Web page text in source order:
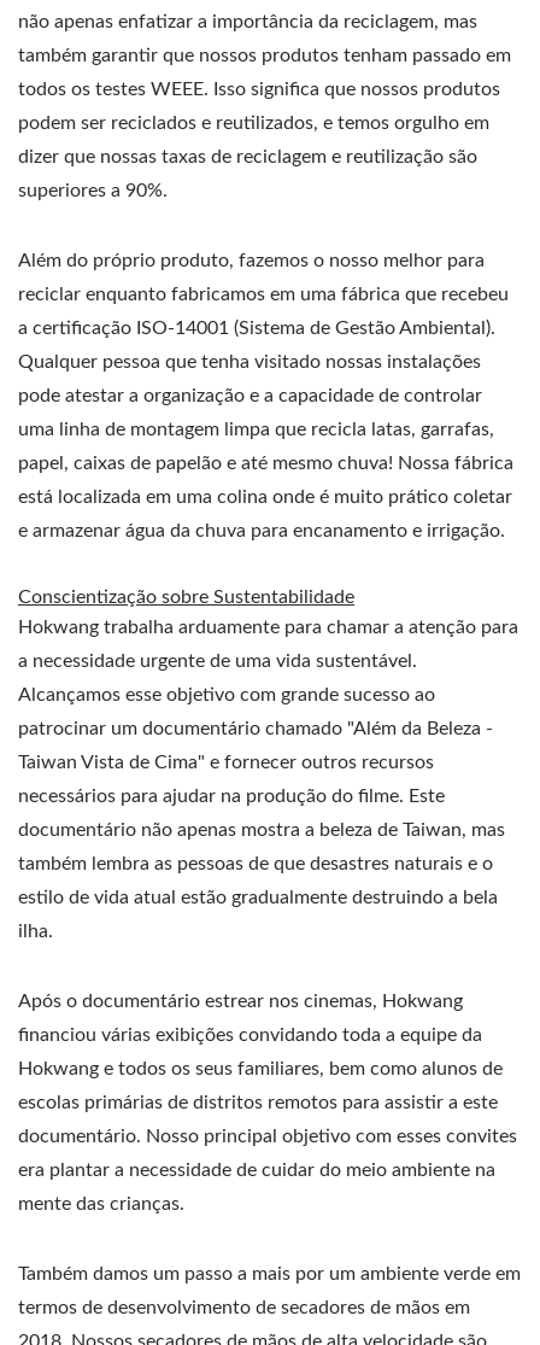
não apenas enfatizar a importância da reciclagem, mas
também garantir que nossos produtos tenham passado em
todos os testes WEEE. Isso significa que nossos produtos
podem ser reciclados e reutilizados, e temos orgulho em
dizer que nossas taxas de reciclagem e reutilização são
superiores a 90%.
Além do próprio produto, fazemos o nosso melhor para
reciclar enquanto fabricamos em uma fábrica que recebeu
a certificação ISO-14001 (Sistema de Gestão Ambiental).
Qualquer pessoa que tenha visitado nossas instalações
pode atestar a organização e a capacidade de controlar
uma linha de montagem limpa que recicla latas, garrafas,
papel, caixas de papelão e até mesmo chuva! Nossa fábrica
está localizada em uma colina onde é muito prático coletar
e armazenar água da chuva para encanamento e irrigação.
Conscientização sobre Sustentabilidade
Hokwang trabalha arduamente para chamar a atenção para
a necessidade urgente de uma vida sustentável.
Alcançamos esse objetivo com grande sucesso ao
patrocinar um documentário chamado "Além da Beleza -
Taiwan Vista de Cima" e fornecer outros recursos
necessários para ajudar na produção do filme. Este
documentário não apenas mostra a beleza de Taiwan, mas
também lembra as pessoas de que desastres naturais e o
estilo de vida atual estão gradualmente destruindo a bela
ilha.
Após o documentário estrear nos cinemas, Hokwang
financiou várias exibições convidando toda a equipe da
Hokwang e todos os seus familiares, bem como alunos de
escolas primárias de distritos remotos para assistir a este
documentário. Nosso principal objetivo com esses convites
era plantar a necessidade de cuidar do meio ambiente na
mente das crianças.
Também damos um passo a mais por um ambiente verde em
termos de desenvolvimento de secadores de mãos em